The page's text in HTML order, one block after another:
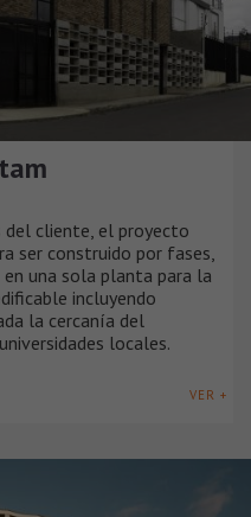
del cliente, el proyecto
ser construido por fases,
una sola planta para la
incluyendo
la cercanía del
locales.
VER +